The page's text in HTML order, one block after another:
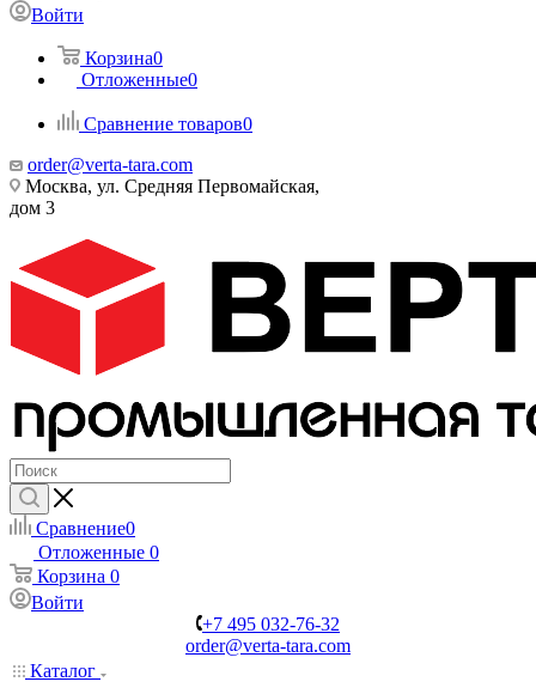
Войти
Корзина0
Отложенные0
Сравнение товаров0
order@verta-tara.com
Москва, ул. Средняя Первомайская,
дом 3
Сравнение0
Отложенные 0
Корзина 0
Войти
+7 495 032-76-32
order@verta-tara.com
Каталог